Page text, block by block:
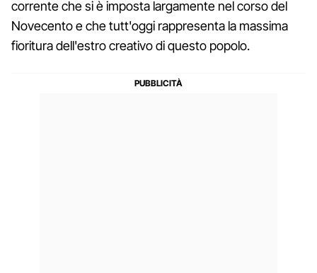
corrente che si è imposta largamente nel corso del
Novecento e che tutt'oggi rappresenta la massima
fioritura dell'estro creativo di questo popolo.